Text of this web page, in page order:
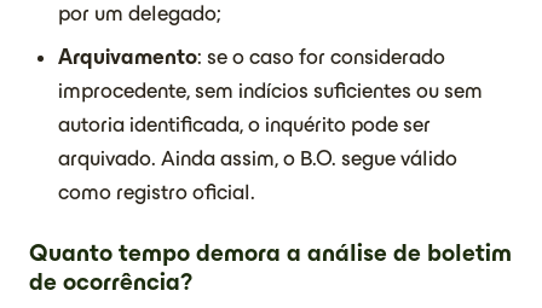
por um delegado;
Arquivamento: se o caso for considerado
improcedente, sem indícios suficientes ou sem
autoria identificada, o inquérito pode ser
arquivado. Ainda assim, o B.O. segue válido
como registro oficial.
Quanto tempo demora a análise de boletim
de ocorrência?